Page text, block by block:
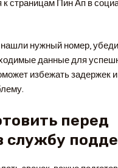
к страницам Пин Ап в
нашли нужный номер,
данные для
избежать задержек
перед
службу